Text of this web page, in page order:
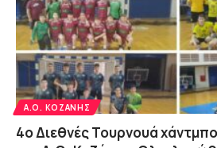
Α.Ο. ΚΟΖΆΝΗΣ
4ο Διεθνές Τουρνουά